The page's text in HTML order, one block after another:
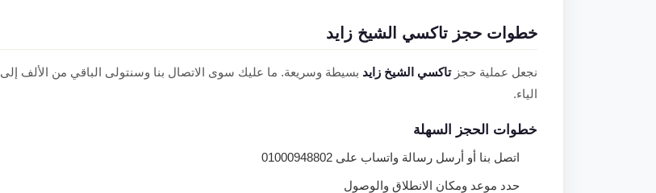
خطوات حجز تاكسي الشيخ زايد
نجعل عملية حجزتاكسي الشيخ زايد بسيطة وسريعة. ما عليك سوى الاتصال بنا وسنتولى الباقي من الألف إلى
الياء.
خطوات الحجز السهلة
اتصل بنا أو أرسل رسالة واتساب على 01000948802
حدد موعد ومكان الانطلاق والوصول